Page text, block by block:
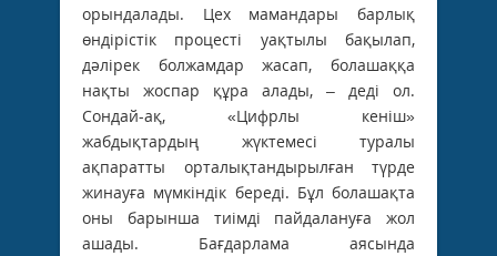
орындалады. Цех мамандары барлық
өндірістік процесті уақтылы бақылап,
дәлірек болжамдар жасап, болашаққа
нақты жоспар құра алады, – деді ол.
Сондай-ақ, «Цифрлы кеніш»
жабдықтардың жүктемесі туралы
ақпаратты орталықтандырылған түрде
жинауға мүмкіндік береді. Бұл болашақта
оны барынша тиімді пайдалануға жол
ашады. Бағдарлама аясында